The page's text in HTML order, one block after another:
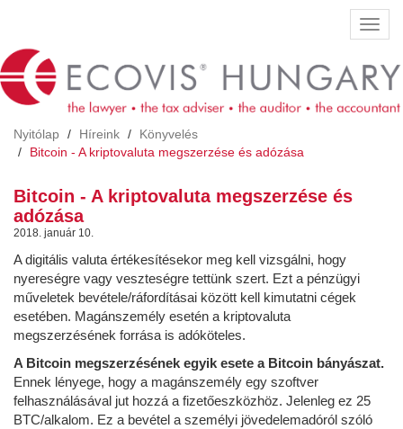
Nyitólap Híreink
Könyvelés
Bitcoin - A kriptovaluta megszerzése és adózása
Bitcoin - A kriptovaluta megszerzése és
adózása
2018. január 10.
A digitális valuta értékesítésekor meg kell vizsgálni, hogy
nyereségre vagy veszteségre tettünk szert. Ezt a pénzügyi
műveletek bevétele/ráfordításai között kell kimutatni cégek
esetében. Magánszemély esetén a kriptovaluta
megszerzésének forrása is adóköteles.
A Bitcoin megszerzésének egyik esete a Bitcoin bányászat.
Ennek lényege, hogy a magánszemély egy szoftver
felhasználásával jut hozzá a fizetőeszközhöz. Jelenleg ez 25
BTC/alkalom. Ez a bevétel a személyi jövedelemadóról szóló